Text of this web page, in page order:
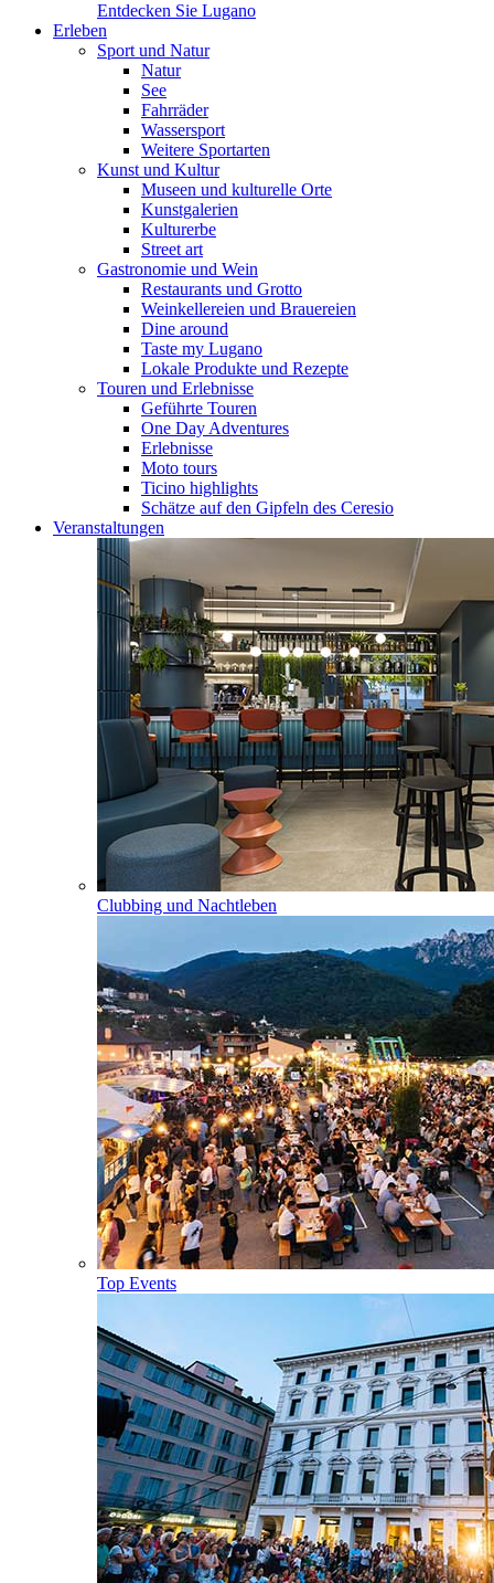
Entdecken Sie Lugano
Erleben
Sport und Natur
Natur
See
Fahrräder
Wassersport
Weitere Sportarten
Kunst und Kultur
Museen und kulturelle Orte
Kunstgalerien
Kulturerbe
Street art
Gastronomie und Wein
Restaurants und Grotto
Weinkellereien und Brauereien
Dine around
Taste my Lugano
Lokale Produkte und Rezepte
Touren und Erlebnisse
Geführte Touren
One Day Adventures
Erlebnisse
Moto tours
Ticino highlights
Schätze auf den Gipfeln des Ceresio
Veranstaltungen
Clubbing und Nachtleben
Top Events